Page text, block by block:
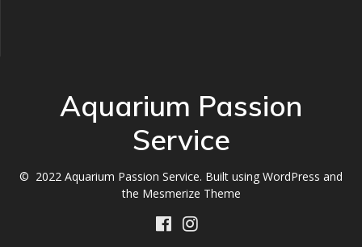
Aquarium Passion
Service
© 2022 Aquarium Passion Service. Built using WordPress and
the Mesmerize Theme